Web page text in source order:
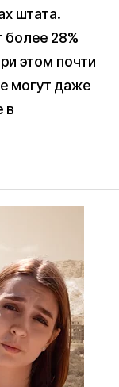
штата.
28%
этом почти
могут даже
в